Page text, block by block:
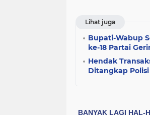
Lihat juga
Bupati-Wabup
ke-18 Partai
Hendak
Ditangkap